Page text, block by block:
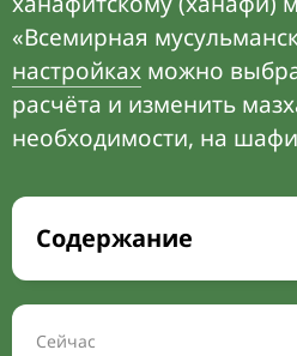
«Всемирная
настройках можно
расчёта и изменить
необходимости, на
Содержание
Время намаза на
Расписание на месяц
Сейчас